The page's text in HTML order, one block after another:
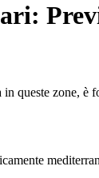
queste zone, è